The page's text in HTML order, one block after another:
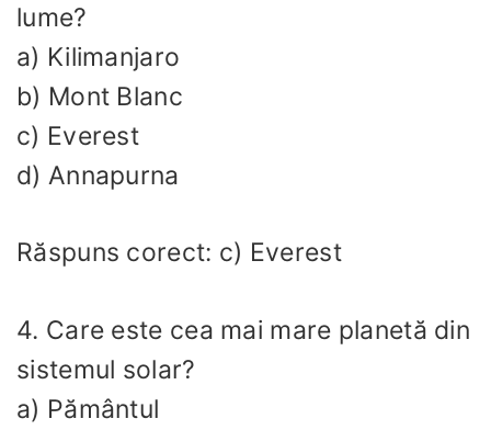
lume?
a) Kilimanjaro
b) Mont Blanc
c) Everest
d) Annapurna
Răspuns corect: c) Everest
4. Care este cea mai mare planetă din
sistemul solar?
a) Pământul